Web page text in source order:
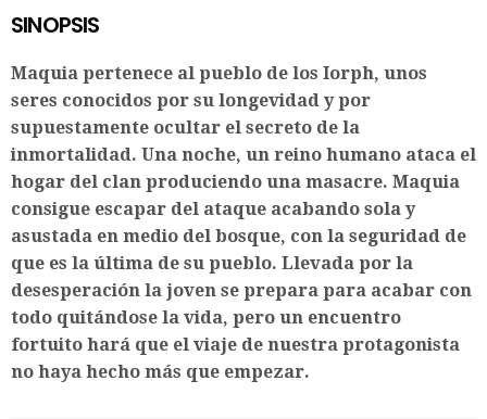
SINOPSIS
Maquia pertenece al pueblo de los Iorph, unos
seres conocidos por su longevidad y por
supuestamente ocultar el secreto de la
inmortalidad. Una noche, un reino humano ataca el
hogar del clan produciendo una masacre. Maquia
consigue escapar del ataque acabando sola y
asustada en medio del bosque, con la seguridad de
que es la última de su pueblo. Llevada por la
desesperación la joven se prepara para acabar con
todo quitándose la vida, pero un encuentro
fortuito hará que el viaje de nuestra protagonista
no haya hecho más que empezar.